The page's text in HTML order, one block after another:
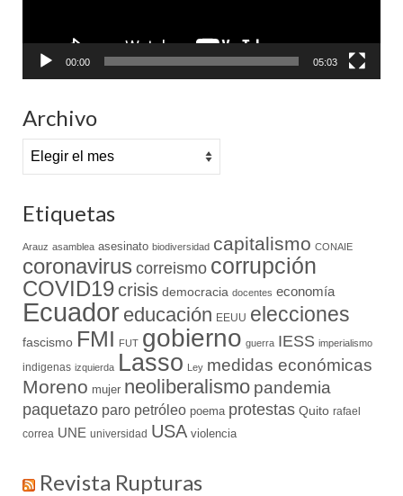
00:00 05:03
Archivo
Archivo
Etiquetas
Arauz asamblea asesinato biodiversidad capitalismo CONAIE
coronavirus correismo corrupción
COVID19crisis democracia docentes economía
Ecuador educación EEUU elecciones
fascismo FMI FUT gobierno guerra IESS imperialismo
indigenas izquierda Lasso Ley medidas económicas
Moreno mujer neoliberalismo pandemia
paquetazo paro petróleo poema protestas Quito rafael
correa UNE universidad USA violencia
Revista Rupturas